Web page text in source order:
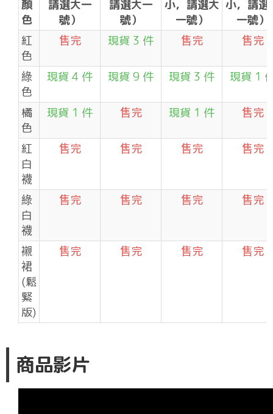
顏
色
請選大一
號）
請選大一
號）
小，請選大
一號）
小，請選
一號）
紅
色
售完 現貨 3 件 售完 售完
綠
色
現貨 4 件 現貨 9 件 現貨 3 件 現貨 1
橘
色
現貨 1 件 售完 現貨 1 件 售完
紅
白
襪
售完 售完 售完 售完
綠
白
襪
售完 售完 售完 售完
襯
裙
(鬆
緊
版)
售完 售完 售完 售完
商品影片